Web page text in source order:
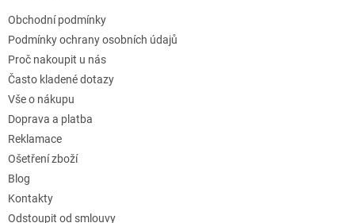
Obchodní podmínky
Podmínky ochrany osobních údajů
Proč nakoupit u nás
Často kladené dotazy
Vše o nákupu
Doprava a platba
Reklamace
Ošetření zboží
Blog
Kontakty
Odstoupit od smlouvy